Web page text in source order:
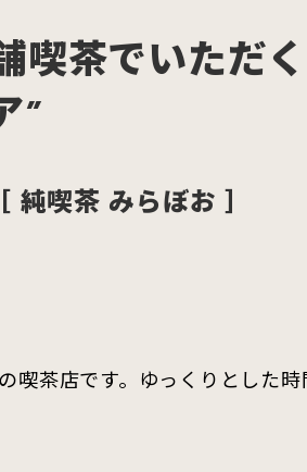
喫茶でいただ
”
［ 純喫茶 みらぼお ］
喫茶店です。ゆっくりとした